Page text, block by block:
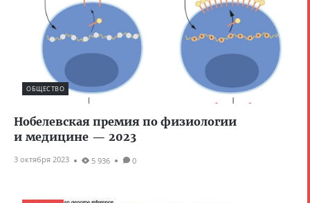
ОБЩЕСТВО
Нобелевская премия по физиологии
и медицине — 2023
3 октября 2023 5 936 0